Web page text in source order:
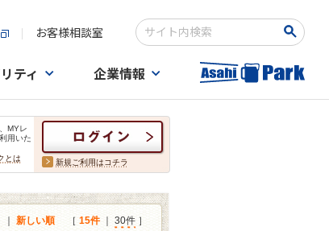
お客様相談室
検索キーワード入力
ティ 企業情報
MYレ
用いた
とは 新規ご利用はコチラ
新しい順 ［ 15件｜ 30件 ］